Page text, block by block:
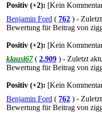
Positiv (+2): [Kein
Benjamin Ford ( 762 ) -
Bewertung für Beitrag von
Positiv (+2): [Kein
klausi67 ( 2.909 ) - Zuletzt
Bewertung für Beitrag von
Positiv (+2): [Kein
Benjamin Ford ( 762 ) -
Bewertung für Beitrag von